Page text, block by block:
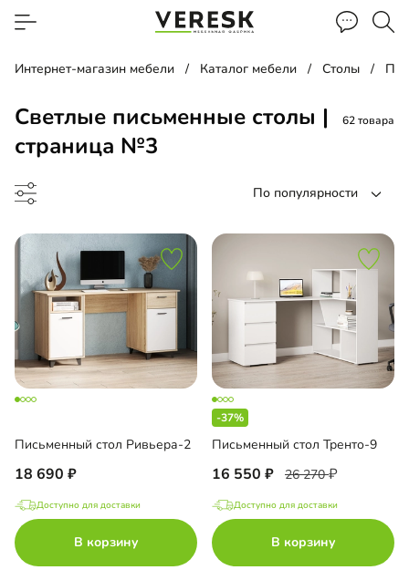
Интернет-магазин мебели Каталог мебели Столы
Светлые письменные столы |
страница №3
62 товара
По популярности
стол подвесной
до
Письменный стол Ривьера-2
18 690
Доступно для доставки
В корзину
-37%
Письменный стол Тренто-9
16 550 26 270
Доступно для доставки
В корзину